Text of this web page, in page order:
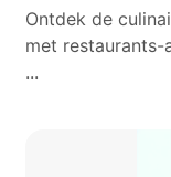
Ontdek de
met restaurants-
...